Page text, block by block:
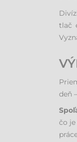
tlač
deň
čo